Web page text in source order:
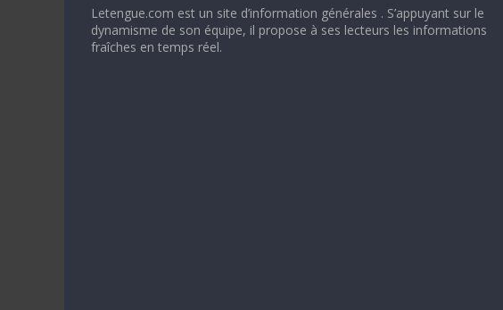
Letengue.com est un site d’information générales . S’appuyant sur le
dynamisme de son équipe, il propose à ses lecteurs les informations
fraîches en temps réel.